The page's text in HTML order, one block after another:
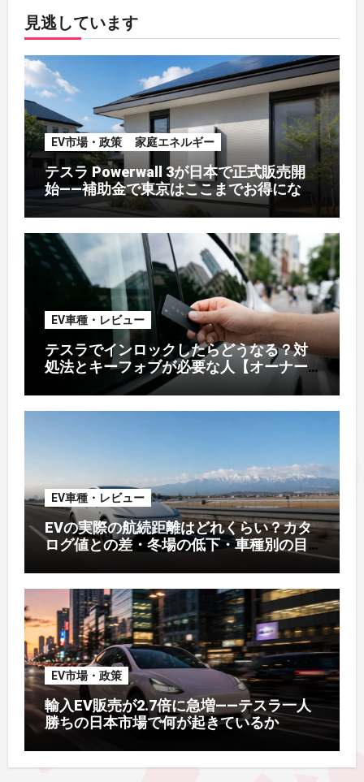
見逃しています
EV市場・政策 家庭エネルギー
テスラ Powerwall 3が日本で正式販売開
始——補助金で東京はここまでお得になる
【2026年8月最新】
EV車種・レビュー
テスラでインロックしたらどうなる？対
処法とキーフォブが必要な人【オーナー
EV車種・レビュー
EVの実際の航続距離はどれくらい？カタ
ログ値との差・冬場の低下・車種別の目
EV市場・政策
輸入EV販売が2.7倍に急増——テスラ一人
勝ちの日本市場で何が起きているか